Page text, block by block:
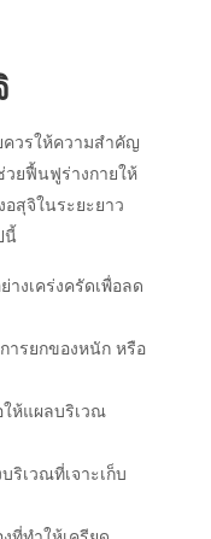
ควรให้ความสำคัญ
วยฟื้นฟูร่างกายให้
สุจิในระยะยาว
นี้
างเคร่งครัดเพื่อลด
ารยกของหนัก หรือ
ห้แผลบริเวณ
ริเวณที่เจาะเก็บ